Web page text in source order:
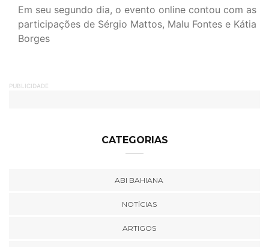
Em seu segundo dia, o evento online contou com as
participações de Sérgio Mattos, Malu Fontes e Kátia
Borges
PUBLICIDADE
CATEGORIAS
ABI BAHIANA
NOTÍCIAS
ARTIGOS